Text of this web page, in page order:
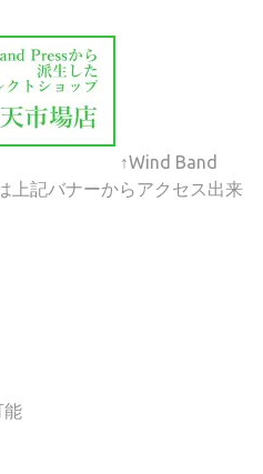
↑Wind Band
上記バナーからアクセス出来
能